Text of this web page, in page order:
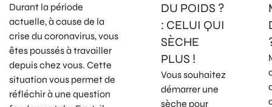
Durant la période
actuelle, à cause de la
crise du coronavirus, vous
êtes poussés à travailler
depuis chez vous. Cette
situation vous permet de
réfléchir à une question
DU POIDS ?
: CELUI QUI
SÈCHE
PLUS !
Vous souhaitez
démarrer une
sèche pour